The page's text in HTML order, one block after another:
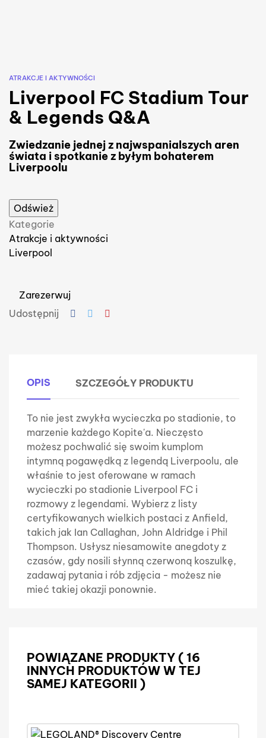
ATRAKCJE I AKTYWNOŚCI
Liverpool FC Stadium Tour
& Legends Q&A
Zwiedzanie jednej z najwspanialszych aren
świata i spotkanie z byłym bohaterem
Liverpoolu
Kategorie
Atrakcje i aktywności
Liverpool
Zarezerwuj
Udostępnij
OPIS SZCZEGÓŁY PRODUKTU
To nie jest zwykła wycieczka po stadionie, to
marzenie każdego Kopite'a. Nieczęsto
możesz pochwalić się swoim kumplom
intymną pogawędką z legendą Liverpoolu, ale
właśnie to jest oferowane w ramach
wycieczki po stadionie Liverpool FC i
rozmowy z legendami. Wybierz z listy
certyfikowanych wielkich postaci z Anfield,
takich jak Ian Callaghan, John Aldridge i Phil
Thompson. Usłysz niesamowite anegdoty z
czasów, gdy nosili słynną czerwoną koszulkę,
zadawaj pytania i rób zdjęcia - możesz nie
mieć takiej okazji ponownie.
POWIĄZANE PRODUKTY ( 16
INNYCH PRODUKTÓW W TEJ
SAMEJ KATEGORII )